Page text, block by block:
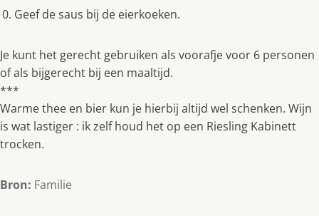
Geef de saus bij de eierkoeken.
Je kunt het gerecht gebruiken als voorafje voor 6 personen
of als bijgerecht bij een maaltijd.
***
Warme thee en bier kun je hierbij altijd wel schenken. Wijn
is wat lastiger : ik zelf houd het op een Riesling Kabinett
trocken.
Bron: Familie